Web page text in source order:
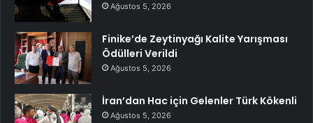
Ağustos 5, 2026
Finike’de Zeytinyağı Kalite Yarışması
Ödülleri Verildi
Ağustos 5, 2026
İran’dan Hac için Gelenler Türk Kökenli
Ağustos 5, 2026